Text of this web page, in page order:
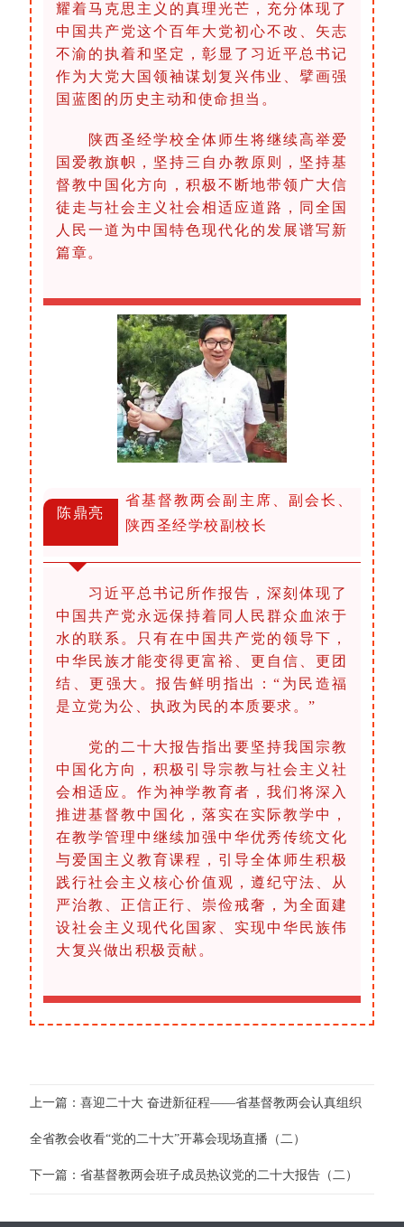
耀着马克思主义的真理光芒，充分体现了
中国共产党这个百年大党初心不改、矢志
不渝的执着和坚定，彰显了习近平总书记
作为大党大国领袖谋划复兴伟业、擘画强
国蓝图的历史主动和使命担当。
陕西圣经学校全体师生将继续高举爱
国爱教旗帜，坚持三自办教原则，坚持基
督教中国化方向，积极不断地带领广大信
徒走与社会主义社会相适应道路，同全国
人民一道为中国特色现代化的发展谱写新
篇章。
陈鼎亮
省基督教两会副主席、副会长、
陕西圣经学校副校长
习近平总书记所作报告，深刻体现了
中国共产党永远保持着同人民群众血浓于
水的联系。只有在中国共产党的领导下，
中华民族才能变得更富裕、更自信、更团
结、更强大。报告鲜明指出：“为民造福
是立党为公、执政为民的本质要求。”
党的二十大报告指出要坚持我国宗教
中国化方向，积极引导宗教与社会主义社
会相适应。作为神学教育者，我们将深入
推进基督教中国化，落实在实际教学中，
在教学管理中继续加强中华优秀传统文化
与爱国主义教育课程，引导全体师生积极
践行社会主义核心价值观，遵纪守法、从
严治教、正信正行、崇俭戒奢，为全面建
设社会主义现代化国家、实现中华民族伟
大复兴做出积极贡献。
上一篇：喜迎二十大 奋进新征程——省基督教两会认真组织
全省教会收看“党的二十大”开幕会现场直播（二）
下一篇：省基督教两会班子成员热议党的二十大报告（二）